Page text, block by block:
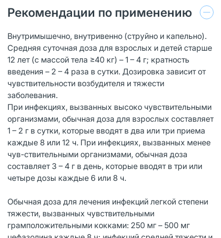
Рекомендации по применению
Внутримышечно, внутривенно (струйно и капельно).
Средняя суточная доза для взрослых и детей старше
12 лет (с массой тела ≥40 кг) – 1 – 4 г; кратность
введения – 2 – 4 раза в сутки. Дозировка зависит от
чувствительности возбудителя и тяжести
заболевания.
При инфекциях, вызванных высоко чувствительными
организмами, обычная доза для взрослых составляет
1 – 2 г в сутки, которые вводят в два или три приема
каждые 8 или 12 ч. При инфекциях, вызванных менее
чув-ствительными организмами, обычная доза
составляет 3 – 4 г в день, которые вводят в три или
четыре дозы каждые 6 или 8 ч.
Обычная доза для лечения инфекций легкой степени
тяжести, вызванных чувствительными
грамположительными кокками: 250 мг – 500 мг